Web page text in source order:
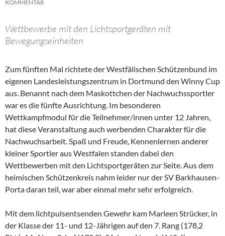
KOMMENTAR
Wettbewerbe mit den Lichtsportgeräten mit
Bewegungseinheiten
Zum fünften Mal richtete der Westfälischen Schützenbund im
eigenen Landesleistungszentrum in Dortmund den Winny Cup
aus. Benannt nach dem Maskottchen der Nachwuchssportler
war es die fünfte Ausrichtung. Im besonderen
Wettkampfmodul für die Teilnehmer/innen unter 12 Jahren,
hat diese Veranstaltung auch werbenden Charakter für die
Nachwuchsarbeit. Spaß und Freude, Kennenlernen anderer
kleiner Sportler aus Westfalen standen dabei den
Wettbewerben mit den Lichtsportgeräten zur Seite. Aus dem
heimischen Schützenkreis nahm leider nur der SV Barkhausen-
Porta daran teil, war aber einmal mehr sehr erfolgreich.
Mit dem lichtpulsentsenden Gewehr kam Marleen Strücker, in
der Klasse der 11- und 12-Jährigen auf den 7. Rang (178,2